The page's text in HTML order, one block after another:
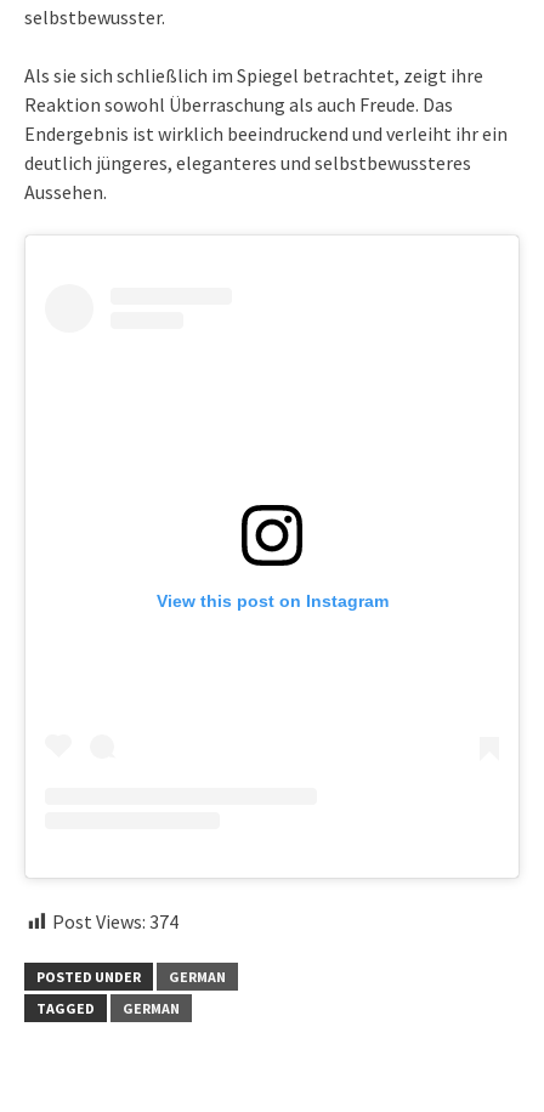
selbstbewusster.
Als sie sich schließlich im Spiegel betrachtet, zeigt ihre
Reaktion sowohl Überraschung als auch Freude. Das
Endergebnis ist wirklich beeindruckend und verleiht ihr ein
deutlich jüngeres, eleganteres und selbstbewussteres
Aussehen.
View this post on Instagram
Post Views: 374
POSTED UNDER
GERMAN
TAGGED
GERMAN